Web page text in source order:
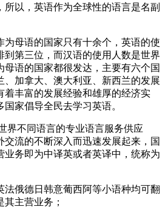
以，英语作为全球性的语言是名副
为母语的国家只有十余个，英语的使
到第三位，而汉语的使用人数是世界
母语的国家都很发达，主要有六个国
、加拿大、澳大利亚、新西兰的发展
着丰富的发展经验和雄厚的经济实
家倡导全民去学习英语。
界不同语言的专业语言服务供应
交流的不断深入而迅速发展起来，国
业务即为中译英或者英译中，统称为
法俄德日韩意葡西阿等小语种均可翻
主营业务；